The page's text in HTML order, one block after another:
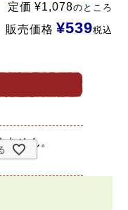
定価 ¥1,078のところ
販売価格 ¥539税込
せん。